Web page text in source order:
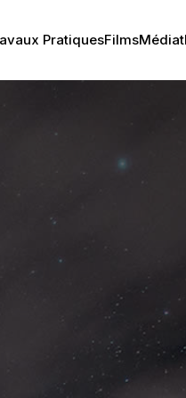
PratiquesFilms